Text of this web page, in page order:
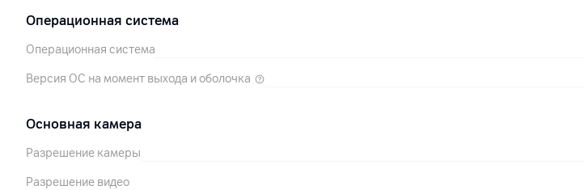
Операционная система
Операционная система
Версия ОС на момент выхода и оболочка
Основная камера
Разрешение камеры
Разрешение видео